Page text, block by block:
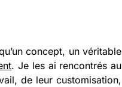
concept, un véritable
. Je les ai rencontrés au
de leur customisation,